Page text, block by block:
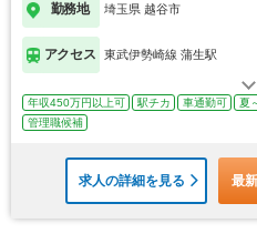
勤務地 埼玉県 越谷市
アクセス 東武伊勢崎線 蒲生駅
年収450万円以上可 駅チカ 車通勤可 夏
管理職候補
求人の詳細を見る 最